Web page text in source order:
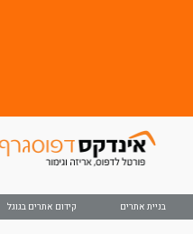
בניית אתרים קידום אתרים בגוגל